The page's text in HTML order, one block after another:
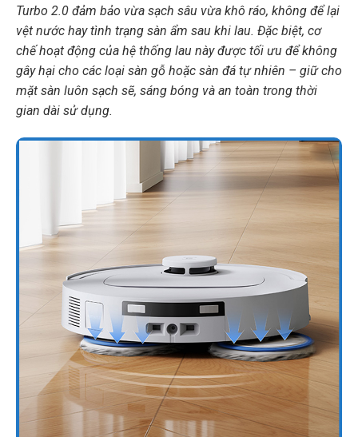
Turbo 2.0 đảm bảo vừa sạch sâu vừa khô ráo, không để lại
vệt nước hay tình trạng sàn ẩm sau khi lau. Đặc biệt, cơ
chế hoạt động của hệ thống lau này được tối ưu để không
gây hại cho các loại sàn gỗ hoặc sàn đá tự nhiên – giữ cho
mặt sàn luôn sạch sẽ, sáng bóng và an toàn trong thời
gian dài sử dụng.